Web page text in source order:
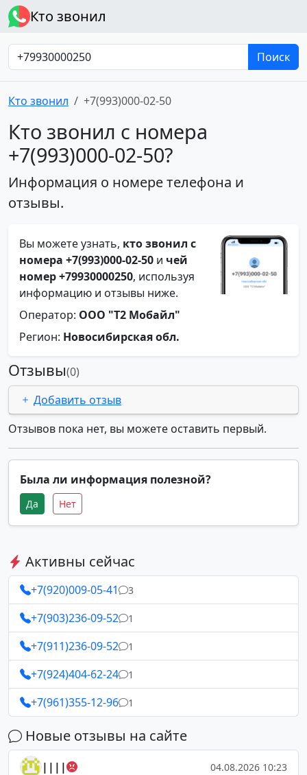
Кто звонил
Поиск
Кто звонил +7(993)000-02-50
Кто звонил с номера
+7(993)000-02-50?
Информация о номере телефона и
отзывы.
Вы можете узнать, кто звонил с
номера +7(993)000-02-50 и чей
номер +79930000250, используя
информацию и отзывы ниже.
Оператор: ООО "Т2 Мобайл"
Регион: Новосибирская обл.
Отзывы(0)
Добавить отзыв
Отзывов пока нет, вы можете оставить первый.
Была ли информация полезной?
Да Нет
Активны сейчас
+7(920)009-05-41 3
+7(903)236-09-52 1
+7(911)236-09-52 1
+7(924)404-62-24 1
+7(961)355-12-96 1
Новые отзывы на сайте
|||| 04.08.2026 10:23